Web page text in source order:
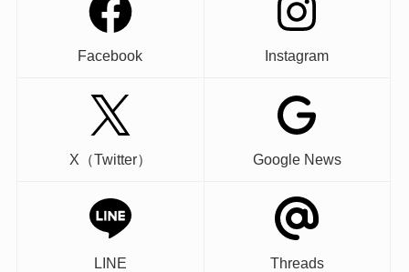
Facebook Instagram
X（Twitter） Google News
LINE Threads